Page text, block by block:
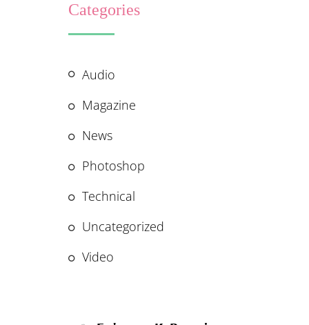
Categories
Audio
Magazine
News
Photoshop
Technical
Uncategorized
Video